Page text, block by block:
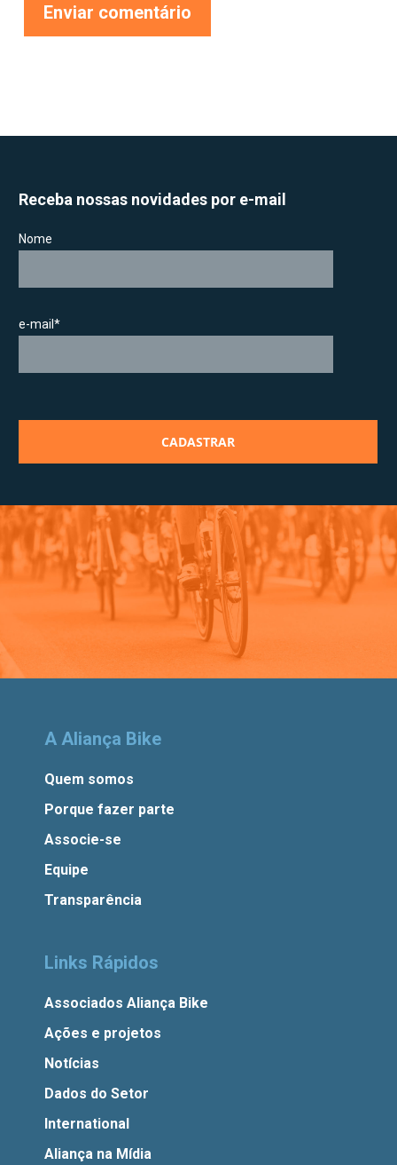
Receba nossas novidades por e-mail
Nome
e-mail*
A Aliança Bike
Quem somos
Porque fazer parte
Associe-se
Equipe
Transparência
Links Rápidos
Associados Aliança Bike
Ações e projetos
Notícias
Dados do Setor
International
Aliança na Mídia